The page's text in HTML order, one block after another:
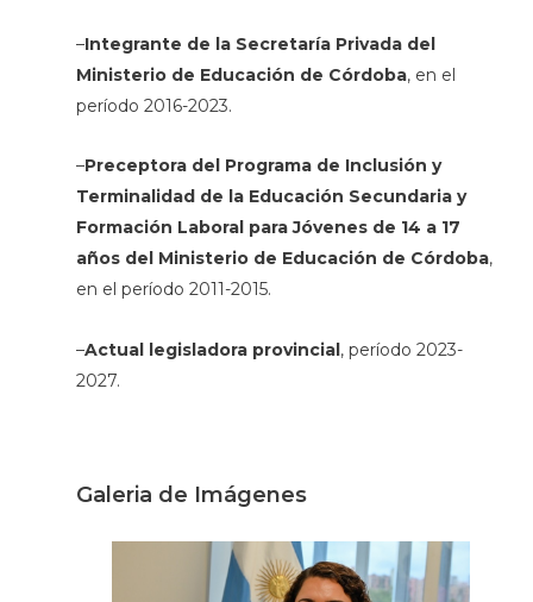
–Integrante de la Secretaría Privada del
Ministerio de Educación de Córdoba, en el
período 2016-2023.
–Preceptora del Programa de Inclusión y
Terminalidad de la Educación Secundaria y
Formación Laboral para Jóvenes de 14 a 17
años del Ministerio de Educación de Córdoba,
en el período 2011-2015.
–Actual legisladora provincial, período 2023-
2027.
Galeria de Imágenes